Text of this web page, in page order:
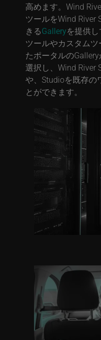
高めます。Wind
ツールをWind River
きるGalleryを提供
ツールやカスタム
たポータルの
選択し、Wind River
や、Studioを既存の
とができます。